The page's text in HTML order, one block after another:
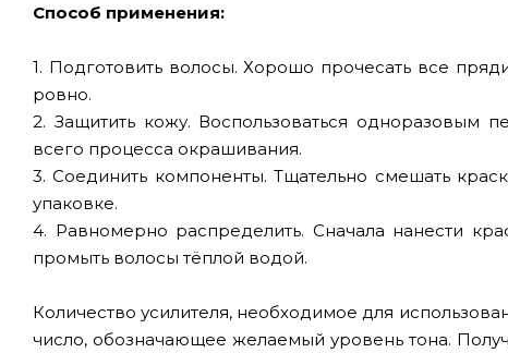
Способ применения:
1. Подготовить волосы. Хорошо прочесать все
ровно.
2. Защитить кожу. Воспользоваться одноразовым
всего процесса окрашивания.
3. Соединить компоненты. Тщательно смешать
упаковке.
4. Равномерно распределить. Сначала нанести
промыть волосы тёплой водой.
Количество усилителя, необходимое для
число, обозначающее желаемый уровень тона.